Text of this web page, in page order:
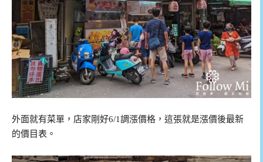
外面就有菜單，店家剛好6/1調漲價格，這張就是漲價後最新
的價目表。